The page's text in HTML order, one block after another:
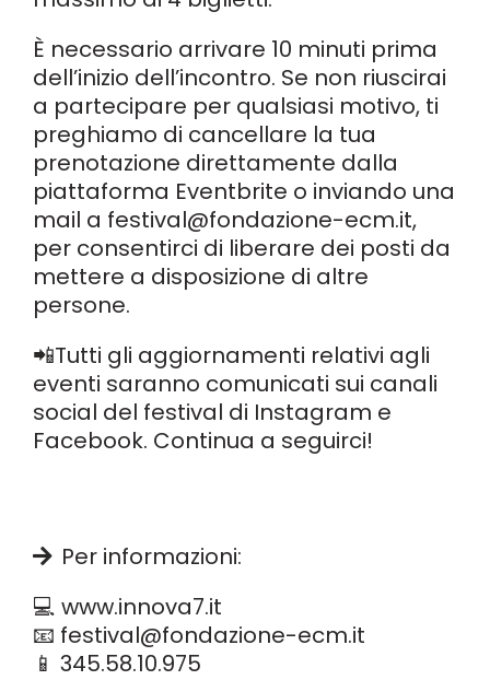
È necessario arrivare 10 minuti prima
dell’inizio dell’incontro. Se non riuscirai
a partecipare per qualsiasi motivo, ti
preghiamo di cancellare la tua
prenotazione direttamente dalla
piattaforma Eventbrite o inviando una
mail a festival@fondazione-ecm.it,
per consentirci di liberare dei posti da
mettere a disposizione di altre
persone.
📲Tutti gli aggiornamenti relativi agli
eventi saranno comunicati sui canali
social del festival di Instagram e
Facebook. Continua a seguirci!
Per informazioni:
💻 www.innova7.it
📧 festival@fondazione-ecm.it
📱 345.58.10.975